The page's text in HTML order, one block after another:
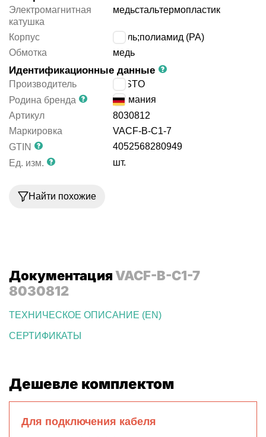
Электромагнитная
катушка
медьстальтермопластик
Корпус
сталь;полиамид (PA)
Обмотка
медь
Идентификационные данные
Производитель
FESTO
Родина бренда
Германия
Артикул
8030812
Маркировка
VACF-B-C1-7
GTIN
4052568280949
Ед. изм.
шт.
Найти похожие
ДокументацияVACF-B-C1-7
8030812
ТЕХНИЧЕСКОЕ ОПИСАНИЕ (EN)
СЕРТИФИКАТЫ
Дешевле комплектом
Для подключения кабеля